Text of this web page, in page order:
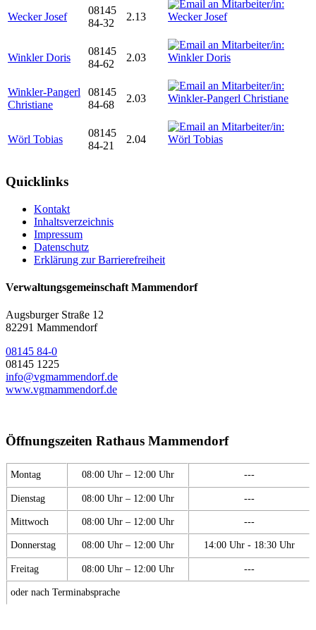
Wecker Josef
08145
84-32
2.13
Winkler Doris
08145
84-62
2.03
Winkler-Pangerl
Christiane
08145
84-68
2.03
Wörl Tobias
08145
84-21
2.04
Quicklinks
Kontakt
Inhaltsverzeichnis
Impressum
Datenschutz
Erklärung zur Barrierefreiheit
Verwaltungsgemeinschaft Mammendorf
Augsburger Straße 12
82291 Mammendorf
08145 84-0
08145 1225
info@vgmammendorf.de
www.vgmammendorf.de
Öffnungszeiten Rathaus Mammendorf
Montag 08:00 Uhr – 12:00 Uhr ---
Dienstag 08:00 Uhr – 12:00 Uhr ---
Mittwoch 08:00 Uhr – 12:00 Uhr ---
Donnerstag 08:00 Uhr – 12:00 Uhr 14:00 Uhr - 18:30 Uhr
Freitag 08:00 Uhr – 12:00 Uhr ---
oder nach Terminabsprache